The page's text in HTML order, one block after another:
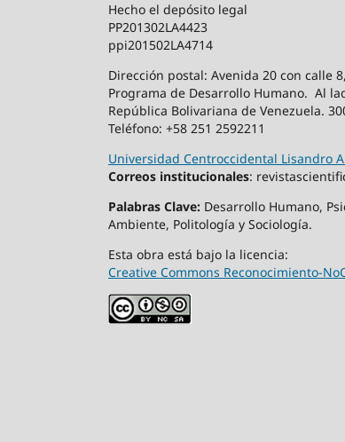
Hecho el depósito legal
PP201302LA4423
ppi201502LA4714
Dirección postal: Avenida 20 con calle
Programa de Desarrollo Humano. Al
República Bolivariana de Venezuela.
Teléfono: +58 251 2592211
Universidad Centroccidental Lisandro
Correos institucionales:
Palabras Clave: Desarrollo Humano,
Ambiente, Politología y Sociología.
Esta obra está bajo la licencia:
Creative Commons Reconocimiento-